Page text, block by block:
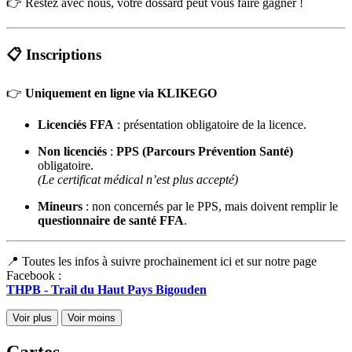
👉 Restez avec nous, votre dossard peut vous faire gagner !
📋 Inscriptions
👉 Uniquement en ligne via KLIKEGO
Licenciés FFA : présentation obligatoire de la licence.
Non licenciés : PPS (Parcours Prévention Santé)
obligatoire.
(Le certificat médical n’est plus accepté)
Mineurs : non concernés par le PPS, mais doivent remplir le
questionnaire de santé FFA.
📍 Toutes les infos à suivre prochainement ici et sur notre page
Facebook :
THPB - Trail du Haut Pays Bigouden
Voir plus Voir moins